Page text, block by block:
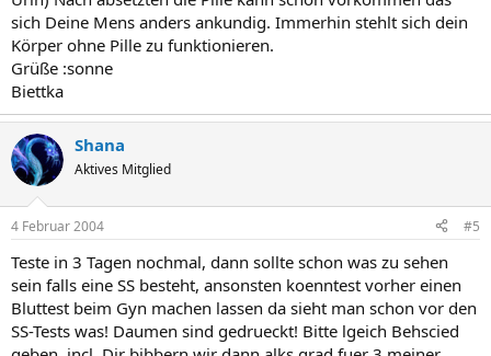
sich Deine Mens anders ankundig. Immerhin stehlt sich dein
Körper ohne Pille zu funktionieren.
Grüße :sonne
Biettka
Shana
Aktives Mitglied
4 Februar 2004 #5
Teste in 3 Tagen nochmal, dann sollte schon was zu sehen
sein falls eine SS besteht, ansonsten koenntest vorher einen
Bluttest beim Gyn machen lassen da sieht man schon vor den
SS-Tests was! Daumen sind gedrueckt! Bitte lgeich Behscied